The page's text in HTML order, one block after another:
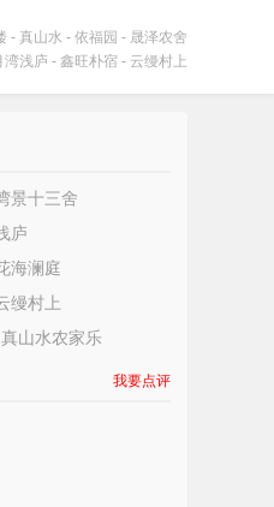
- 真山水 -依福园 - 晟泽农舍
湾浅庐 -鑫旺朴宿- 云缦村上
景十三舍
庐
海澜庭
缦村上
真山水农家乐
我要点评